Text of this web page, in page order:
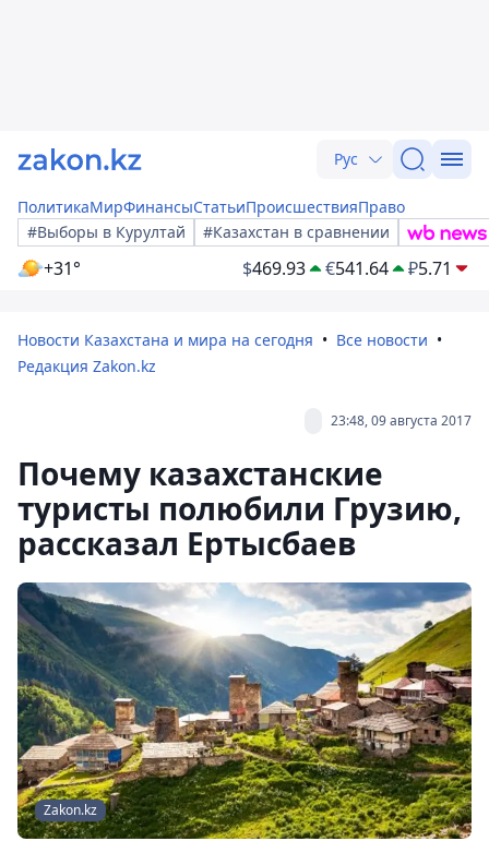
Рус
ПолитикаМирФинансыСтатьиПроисшествияПраво
#Выборы в Курултай
#Казахстан в сравнении
+31° $469.93 €541.64 ₽5.71
Новости Казахстана и мира на сегодня
Все новости
Редакция Zakon.kz
23:48, 09 августа 2017
Почему казахстанские
туристы полюбили Грузию,
рассказал Ертысбаев
Zakon.kz